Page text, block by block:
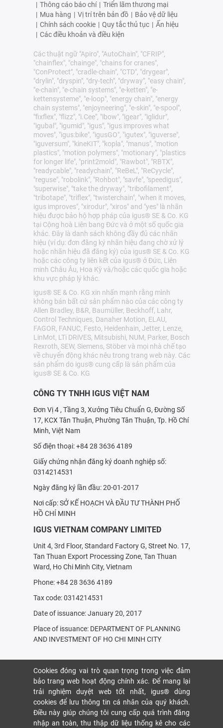
| Thông cáo báo chí | Triển lãm thương mại
| Mua hàng | Vị trí trên bản đồ | Bảo vệ dữ liệu
| Chính sách cookie | Quy tắc thủ tục | Ấn hiệu
| Các điều khoản và điều kiện
Các thuật ngữ "Apiro", "AutoChain", "CFRIP",
"chainflex", "chainge", "chains for cranes",
"ConProtect", "cradle-chain", "CTD", "drygear",
"drylin", "dryspin", "dry-tech", "dryway", "easy chain",
"e-chain", "e-chain systems", "e-ketten", "e-
kettensysteme", "e-loop", "energy chain", "energy
chain systems", "enjoyneering", "e-skin", "e-spool",
"fixflex", "flizz", "i.Cee", "ibow", "igear", "iglidur",
"igubal", "igumid", "igus", "igus improves what
moves", "igus:bike", "igusGO", "igutex", "iguverse",
"iguversum", "kineKIT", "kopla", "manus", "motion
plastics", "motion polymers", "motionary", "plastics
for longer life", "print2mold", "Rawbot", "RBTX",
"readycable", "readychain", "ReBeL", "ReCyycle",
"reguse", "robolink", "Rohbot", "savfe", "speedigus",
"superwise", "take the dryway", "tribofilament",
"tribotape", "triflex", "twisterchain", "when it moves,
igus improves", "xirodur", "xiros" and "yes" là nhãn
hiệu được bảo hộ hợp pháp của igus® SE & Co. KG
tại Cộng hoà Liên bang Đức và ở một số quốc gia
khác. Đây là danh sách không đầy đủ các nhãn
hiệu (ví dụ: đơn đăng ký nhãn hiệu đang chờ xử lý
hoặc nhãn hiệu đã đăng ký) của igus® SE & Co. KG
hoặc các công ty liên kết của igus® ở Đức, Liên
minh Châu Âu, Hoa Kỳ và/hoặc các quốc gia hoặc
khu vực pháp lý khác.
igus® SE & Co. KG xin nhấn mạnh rằng mình
không bán bất cứ sản phẩm nào của các công ty
Allen Bradley, B&R, Baumüller, Beckhoff, Lahr,
Control Techniques, Danaher Motion, ELAU,
FAGOR, FANUC, Festo, Heidenhain, Jetter, Lenze,
LinMot, LTi DRiVES, Mitsubishi, NUM, Parker, Bosch
Rexroth, SEW, Siemens, Stöber và mọi nhà chế tạo
về chuyển động khác nêu trong trang web này. Các
sản phẩm do igus® cung cấp là sản phẩm của
igus® SE & Co. KG
CÔNG TY TNHH IGUS VIỆT NAM
Đơn Vị 4 , Tầng 3, Xưởng Tiêu Chuẩn G, Đường Số
17, KCX Tân Thuận, Phường Tân Thuận, Tp. Hồ Chí
Minh, Việt Nam
Số điện thoại: +84 28 3636 4189
Giấy chứng nhận đăng ký doanh nghiệp số:
0314214531
Ngày đăng ký lần đầu: 20-01-2017
Nơi cấp: SỞ KẾ HOẠCH VÀ ÐẦU TƯ THÀNH PHỐ
HỒ CHÍ MINH
IGUS VIETNAM COMPANY LIMITED
Unit 4, 3rd Floor, Standard Factory G, Street No. 17,
Tan Thuan Export Processing Zone, Tan Thuan
Ward, Ho Chi Minh City, Vietnam
Phone: +84 28 3636 4189
Tax code: 0314214531
Date of issuance: January 20, 2017
Place of issuance: DEPARTMENT OF PLANNING
AND INVESTMENT OF HO CHI MINH CITY
Cookies đóng vai trò quan trọng trong việc đảm
bảo trang web hoạt động chính xác. Để mang lại
trải nghiệm duyệt web tốt nhất, igus® dùng
cookies để lưu thông tin cá nhân của quý khách.
Điều này giúp chúng tôi cung cấp quá trình đăng
nhập an toàn, thu thập dữ liệu thống kê cho các